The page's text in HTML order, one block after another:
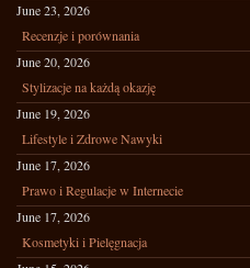
June 23, 2026
Recenzje i porównania
June 20, 2026
Stylizacje na każdą okazję
June 19, 2026
Lifestyle i Zdrowe Nawyki
June 17, 2026
Prawo i Regulacje w Internecie
June 17, 2026
Kosmetyki i Pielęgnacja